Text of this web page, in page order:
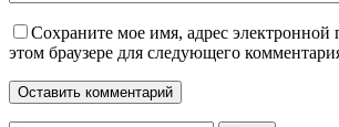
Сохраните мое имя, адрес электронной
этом браузере для следующего